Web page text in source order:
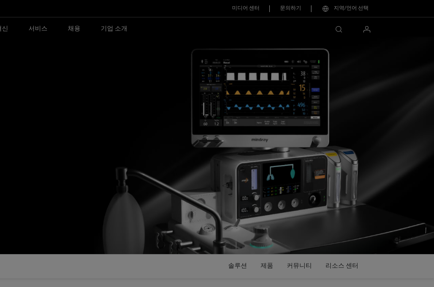
신 서비스 채용 기업 소개
미디어 센터 문의하기 지역/언어 선택
솔루션 제품 커뮤니티 리소스 센터